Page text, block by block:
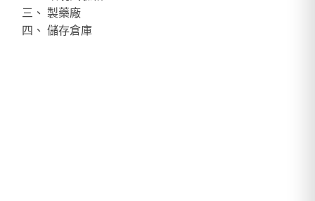
三、 製藥廠
四、 儲存倉庫